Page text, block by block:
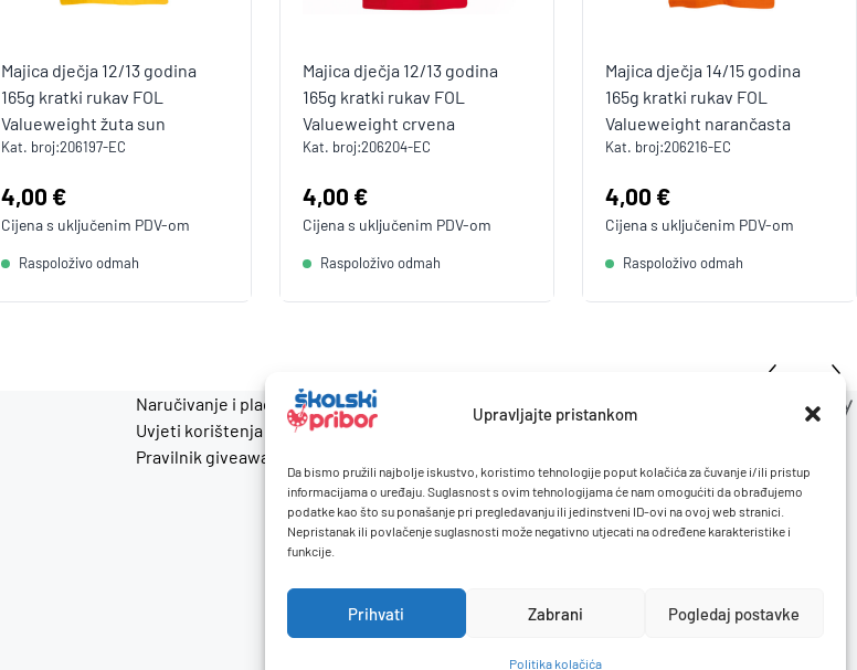
Upravljajte pristankom
Da bismo pružili najbolje iskustvo, koristimo tehnologije poput kolačića za čuvanje i/ili pristup
informacijama o uređaju. Suglasnost s ovim tehnologijama će nam omogućiti da obrađujemo
podatke kao što su ponašanje pri pregledavanju ili jedinstveni ID-ovi na ovoj web stranici.
Nepristanak ili povlačenje suglasnosti može negativno utjecati na određene karakteristike i
funkcije.
Prihvati Zabrani Pogledaj postavke
Politika kolačića
Majica dječja 12/13 godina
165g kratki rukav FOL
Valueweight žuta sun
Kat. broj:206197-EC
Cijena:
4,00 €
Cijena s uključenim PDV-om
Raspoloživo odmah
Majica dječja 12/13 godina
165g kratki rukav FOL
Valueweight crvena
Kat. broj:206204-EC
Cijena:
4,00 €
Cijena s uključenim PDV-om
Raspoloživo odmah
Majica dječja 14/15 godina
165g kratki rukav FOL
Valueweight narančasta
Kat. broj:206216-EC
Cijena:
4,00 €
Cijena s uključenim PDV-om
Raspoloživo odmah
Naručivanje i plaćanje
Uvjeti korištenja
Pravilnik giveaway